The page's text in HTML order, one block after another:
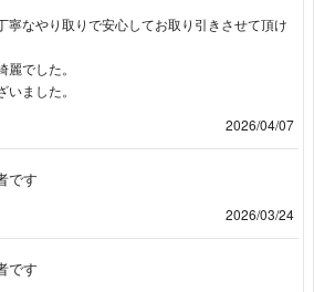
寧なやり取りで安心してお取り引きさせて頂け
でした。
ました。
2026/04/07
です
2026/03/24
です